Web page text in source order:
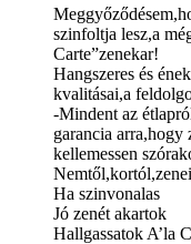
szinfoltja lesz,a
Carte”zenekar!
Hangszeres és
kvalitásai,a
-Mindent az
garancia arra,hogy
kellemessen
Ha szinvonalas
Jó zenét akartok
Hallgassatok A’la